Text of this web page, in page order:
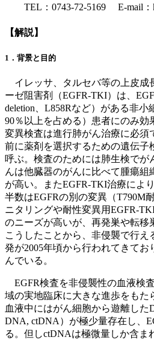
TEL：0743-72-5169 E-mail：
【解説】
1．背景と目的
イレッサ、タルセバ等の上皮成
ーゼ阻害剤（EGFR-TKI）は、
deletion、L858Rなど）がある非
90％以上を占める）患者にのみ効
変異検査は進行肺がん治療に必須
前に薬剤を選択するための遺伝子
呼ぶ。検査のためには肺生検でが
んは他臓器のがんに比べて腫瘍組
が高い。またEGFR-TKI治療によ
半数はEGFRの別の変異（T790M
ニタリングや耐性変異用EGFR-
のニーズが高いが、再発巣や転移
こうしたことから、非侵襲で行え
発が2005年頃から行われてきて
んでいる。
EGFR検査を非侵襲性の血液検
域の実地臨床に大きな進歩をもた
血液中にはがん細胞から遊離した
DNA, ctDNA）が極少量存在し、
る。但しctDNAは極微量しか含ま